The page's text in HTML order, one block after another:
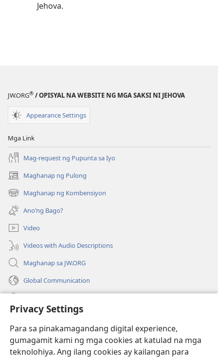
Privacy Settings
Para sa pinakamagandang digital experience,
gumagamit kami ng mga cookies at katulad na mga
teknolohiya. Ang ilang cookies ay kailangan para
Jehova.
JW.ORG® / OPISYAL NA WEBSITE NG MGA SAKSI NI JEHOVA
Appearance Settings
Mga Link
Mag-request ng Pupunta sa Iyo
Maghanap ng Pulong
(may
bubukas
na
bagong
window)
Maghanap ng Kombensiyon
(may
bubukas
na
bagong
window)
Ano’ng Bago?
Video
Videos with Audio Descriptions
Maghanap sa JW.ORG
Global Communication
(may
na
bagong
Watchtower ONLINE LIBRARY™
(may